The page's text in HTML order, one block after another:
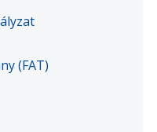
(FAT)